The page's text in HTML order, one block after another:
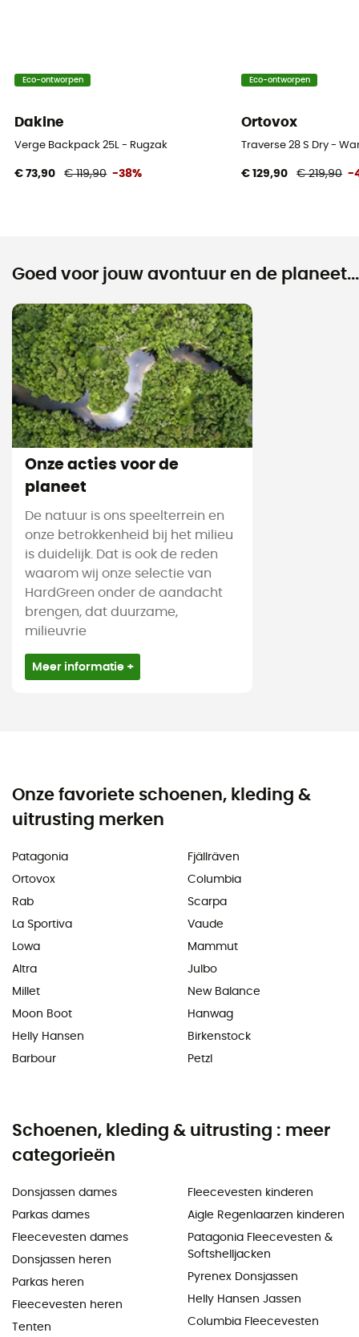
Eco-ontworpen
Dakine
Verge Backpack 25L - Rugzak
€ 73,90 € 119,90 -38%
Eco-ontworpen
Ortovox
Traverse 28 S Dry -
€ 129,90 € 219,90 -
Goed voor jouw avontuur en de planeet...
Onze acties voor de
planeet
De natuur is ons speelterrein en
onze betrokkenheid bij het milieu
is duidelijk. Dat is ook de reden
waarom wij onze selectie van
HardGreen onder de aandacht
brengen, dat duurzame,
milieuvrie
Meer informatie +
Onze favoriete schoenen, kleding &
uitrusting merken
Patagonia
Ortovox
Rab
La Sportiva
Lowa
Altra
Millet
Moon Boot
Helly Hansen
Barbour
Fjällräven
Columbia
Scarpa
Vaude
Mammut
Julbo
New Balance
Hanwag
Birkenstock
Petzl
Schoenen, kleding & uitrusting : meer
categorieën
Donsjassen dames
Parkas dames
Fleecevesten dames
Donsjassen heren
Parkas heren
Fleecevesten heren
Tenten
Fleecevesten kinderen
Aigle Regenlaarzen kinderen
Patagonia Fleecevesten &
Softshelljacken
Pyrenex Donsjassen
Helly Hansen Jassen
Columbia Fleecevesten